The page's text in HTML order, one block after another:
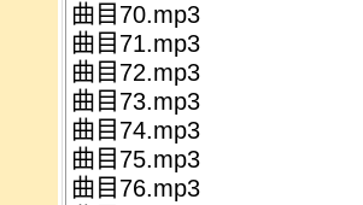
曲目70.mp3
曲目71.mp3
曲目72.mp3
曲目73.mp3
曲目74.mp3
曲目75.mp3
曲目76.mp3